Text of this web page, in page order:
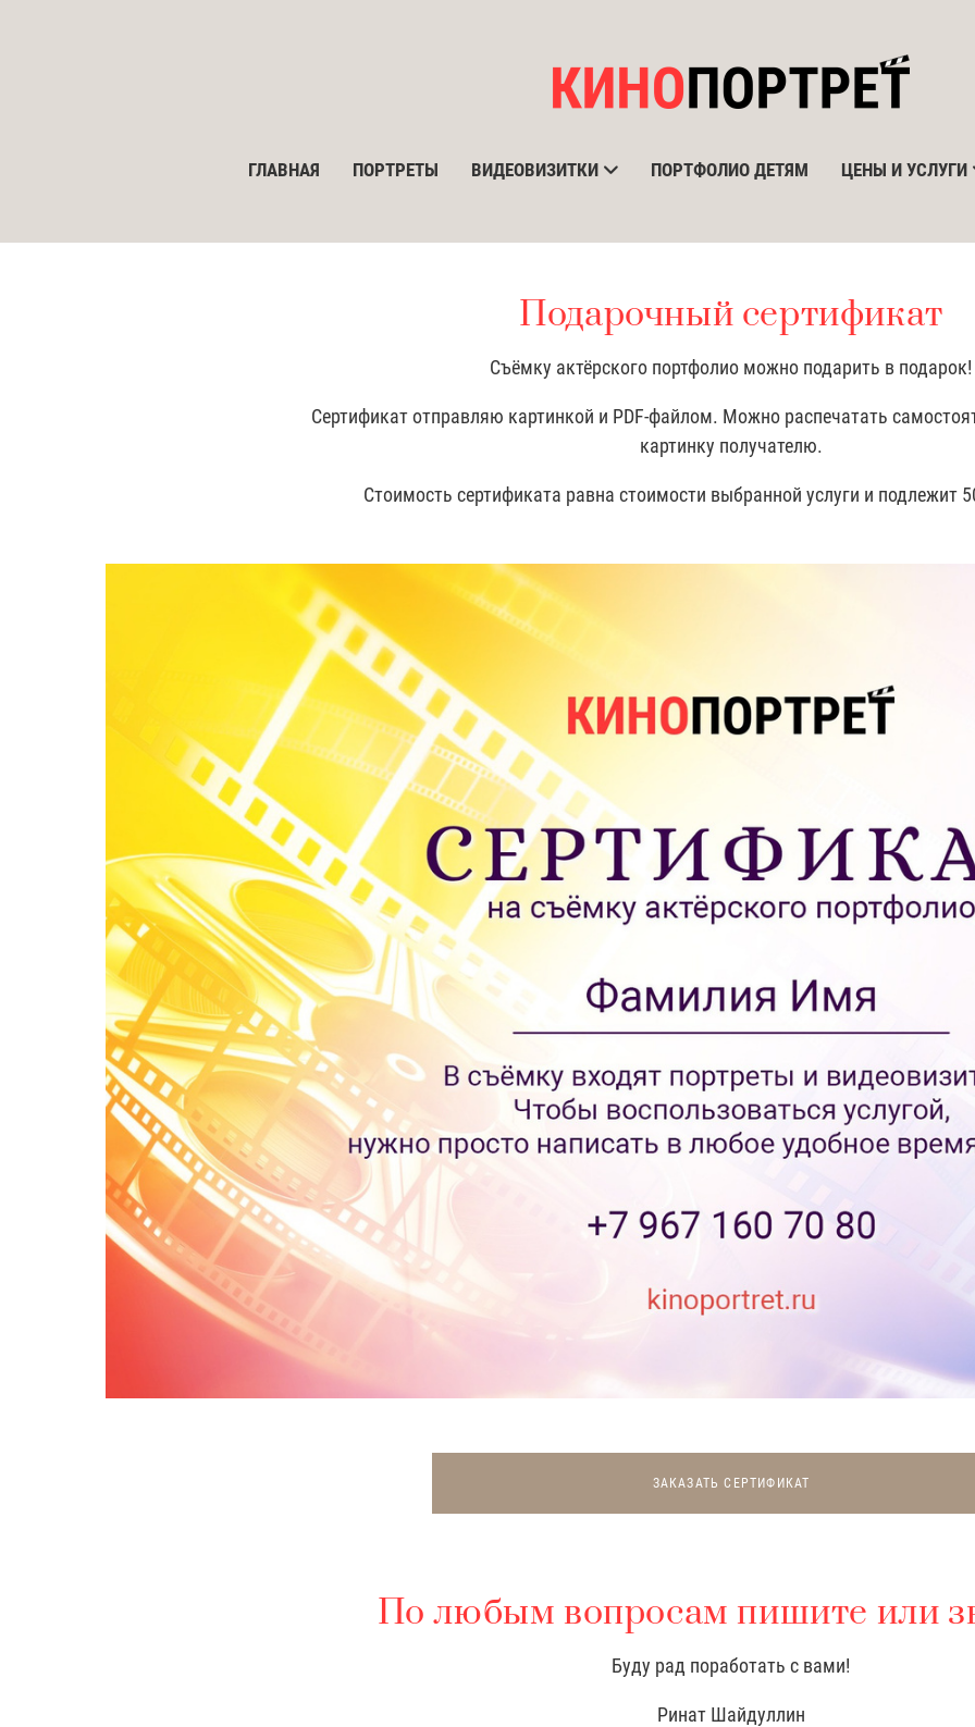
ГЛАВНАЯ ПОРТРЕТЫ ВИДЕОВИЗИТКИ ПОРТФОЛИО ДЕТЯМ ЦЕНЫ И УСЛУГИ
Подарочный сертификат
Съёмку актёрского портфолио можно подарить в подарок!
Сертификат отправляю картинкой и PDF-файлом. Можно распечатать
картинку получателю.
Стоимость сертификата равна стоимости выбранной услуги и подлежит
ЗАКАЗАТЬ СЕРТИФИКАТ
По любым вопросам пишите или
Буду рад поработать с вами!
Ринат Шайдуллин